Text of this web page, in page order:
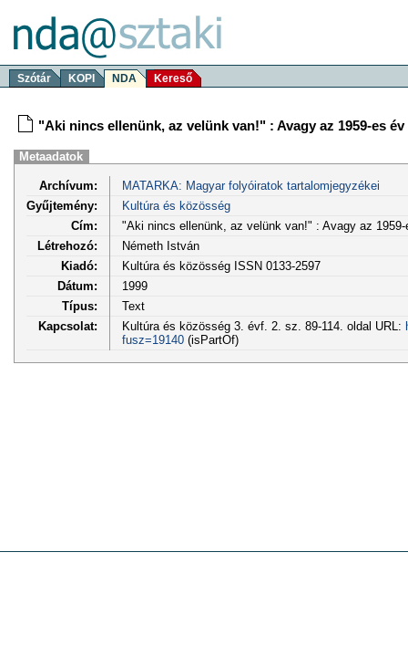
Szótár KOPI NDA Kereső
"Aki nincs ellenünk, az velünk van!" : Avagy az 1959-es
Metaadatok
Archívum:
MATARKA: Magyar folyóiratok tartalomjegyzékei
Gyűjtemény:
Kultúra és közösség
Cím:
"Aki nincs ellenünk, az velünk van!" : Avagy az
Létrehozó:
Németh István
Kiadó:
Kultúra és közösség ISSN 0133-2597
Dátum:
1999
Típus:
Text
Kapcsolat:
Kultúra és közösség 3. évf. 2. sz. 89-114. oldal URL:
fusz=19140(isPartOf)